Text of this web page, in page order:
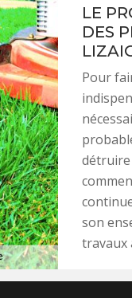
LE
DES
Pour
détruire
son
travaux